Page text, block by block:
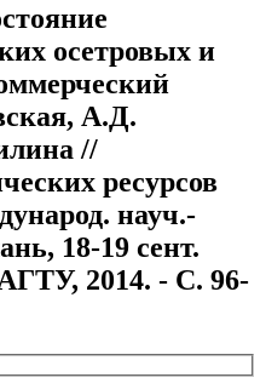
осетровых и
А.Д.
//
ресурсов
науч.-
18-19 сент.
2014. - С. 96-